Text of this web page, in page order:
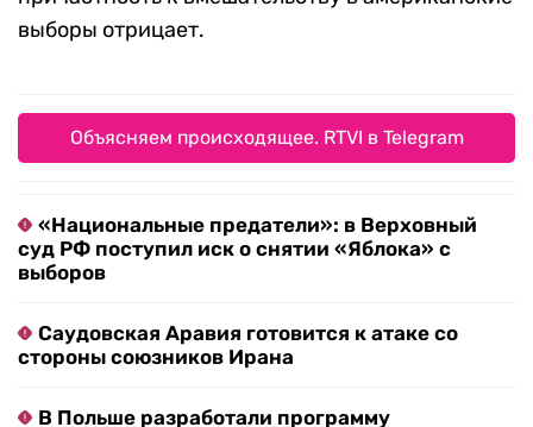
выборы отрицает.
Объясняем происходящее. RTVI в Telegram
«Национальные предатели»: в Верховный
суд РФ поступил иск о снятии «Яблока» с
выборов
Саудовская Аравия готовится к атаке со
стороны союзников Ирана
В Польше разработали программу